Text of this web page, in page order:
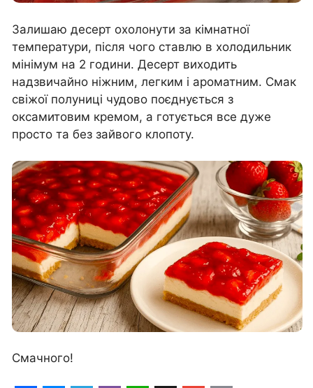
Залишаю десерт охолонути за кімнатної
температури, після чого ставлю в холодильник
мінімум на 2 години. Десерт виходить
надзвичайно ніжним, легким і ароматним. Смак
свіжої полуниці чудово поєднується з
оксамитовим кремом, а готується все дуже
просто та без зайвого клопоту.
Смачного!